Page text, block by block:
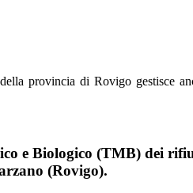
provincia di Rovigo gestisce
e Biologico (TMB) dei
(Rovigo).